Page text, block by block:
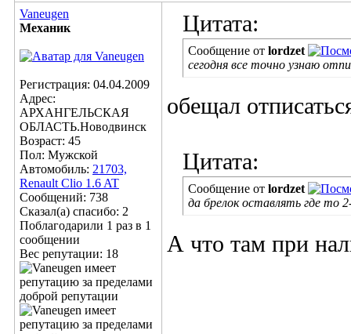
Vaneugen
Механик
Регистрация: 04.04.2009
Адрес:
АРХАНГЕЛЬСКАЯ
ОБЛАСТЬ.Новодвинск
Возраст: 45
Пол: Мужской
Автомобиль: 21703,
Renault Clio 1.6 AT
Сообщений: 738
Сказал(а) спасибо: 2
Поблагодарили 1 раз в 1
сообщении
Вес репутации: 18
Цитата:
Сообщение от lordzet
сегодня все точно узнаю
обещал
Цитата:
Сообщение от lordzet
да брелок оставлять где то
А что там при